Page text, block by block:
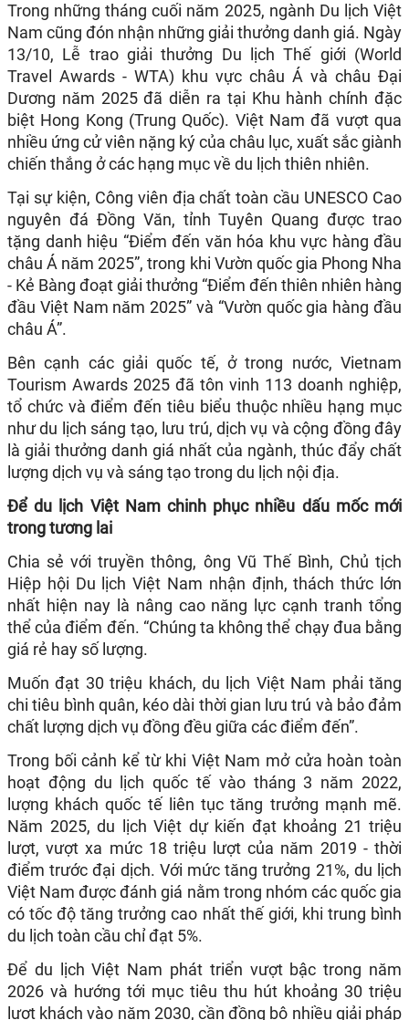
Trong những tháng cuối năm 2025, ngành Du lịch Việt
Nam cũng đón nhận những giải thưởng danh giá. Ngày
13/10, Lễ trao giải thưởng Du lịch Thế giới (World
Travel Awards - WTA) khu vực châu Á và châu Đại
Dương năm 2025 đã diễn ra tại Khu hành chính đặc
biệt Hong Kong (Trung Quốc). Việt Nam đã vượt qua
nhiều ứng cử viên nặng ký của châu lục, xuất sắc giành
chiến thắng ở các hạng mục về du lịch thiên nhiên.
Tại sự kiện, Công viên địa chất toàn cầu UNESCO Cao
nguyên đá Đồng Văn, tỉnh Tuyên Quang được trao
tặng danh hiệu “Điểm đến văn hóa khu vực hàng đầu
châu Á năm 2025”, trong khi Vườn quốc gia Phong Nha
- Kẻ Bàng đoạt giải thưởng “Điểm đến thiên nhiên hàng
đầu Việt Nam năm 2025” và “Vườn quốc gia hàng đầu
châu Á”.
Bên cạnh các giải quốc tế, ở trong nước, Vietnam
Tourism Awards 2025 đã tôn vinh 113 doanh nghiệp,
tổ chức và điểm đến tiêu biểu thuộc nhiều hạng mục
như du lịch sáng tạo, lưu trú, dịch vụ và cộng đồng đây
là giải thưởng danh giá nhất của ngành, thúc đẩy chất
lượng dịch vụ và sáng tạo trong du lịch nội địa.
Để du lịch Việt Nam chinh phục nhiều dấu mốc mới
trong tương lai
Chia sẻ với truyền thông, ông Vũ Thế Bình, Chủ tịch
Hiệp hội Du lịch Việt Nam nhận định, thách thức lớn
nhất hiện nay là nâng cao năng lực cạnh tranh tổng
thể của điểm đến. “Chúng ta không thể chạy đua bằng
giá rẻ hay số lượng.
Muốn đạt 30 triệu khách, du lịch Việt Nam phải tăng
chi tiêu bình quân, kéo dài thời gian lưu trú và bảo đảm
chất lượng dịch vụ đồng đều giữa các điểm đến”.
Trong bối cảnh kể từ khi Việt Nam mở cửa hoàn toàn
hoạt động du lịch quốc tế vào tháng 3 năm 2022,
lượng khách quốc tế liên tục tăng trưởng mạnh mẽ.
Năm 2025, du lịch Việt dự kiến đạt khoảng 21 triệu
lượt, vượt xa mức 18 triệu lượt của năm 2019 - thời
điểm trước đại dịch. Với mức tăng trưởng 21%, du lịch
Việt Nam được đánh giá nằm trong nhóm các quốc gia
có tốc độ tăng trưởng cao nhất thế giới, khi trung bình
du lịch toàn cầu chỉ đạt 5%.
Để du lịch Việt Nam phát triển vượt bậc trong năm
2026 và hướng tới mục tiêu thu hút khoảng 30 triệu
lượt khách vào năm 2030, cần đồng bộ nhiều giải pháp